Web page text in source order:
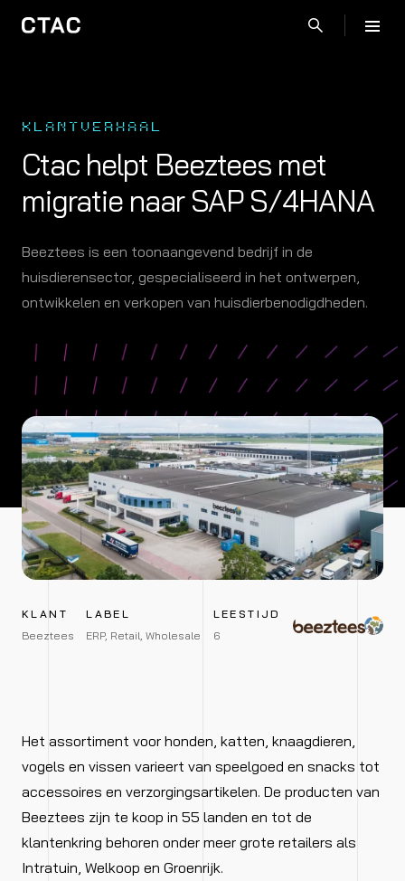
KLANTVERHAAL
Ctac helpt Beeztees met
migratie naar SAP S/4HANA
Beeztees is een toonaangevend bedrijf in de
huisdierensector, gespecialiseerd in het ontwerpen,
ontwikkelen en verkopen van huisdierbenodigdheden.
KLANT
Beeztees
LABEL
ERP, Retail, Wholesale
LEESTIJD
6
Het assortiment voor honden, katten, knaagdieren,
vogels en vissen varieert van speelgoed en snacks tot
accessoires en verzorgingsartikelen. De producten van
Beeztees zijn te koop in 55 landen en tot de
klantenkring behoren onder meer grote retailers als
Intratuin, Welkoop en Groenrijk.